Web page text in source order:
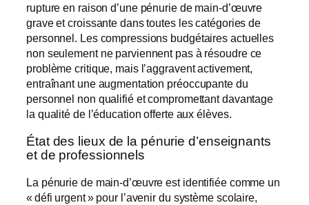
rupture en raison d’une pénurie de main-d’œuvre
grave et croissante dans toutes les catégories de
personnel. Les compressions budgétaires actuelles
non seulement ne parviennent pas à résoudre ce
problème critique, mais l’aggravent activement,
entraînant une augmentation préoccupante du
personnel non qualifié et compromettant davantage
la qualité de l’éducation offerte aux élèves.
État des lieux de la pénurie d’enseignants
et de professionnels
La pénurie de main-d’œuvre est identifiée comme un
« défi urgent » pour l’avenir du système scolaire,